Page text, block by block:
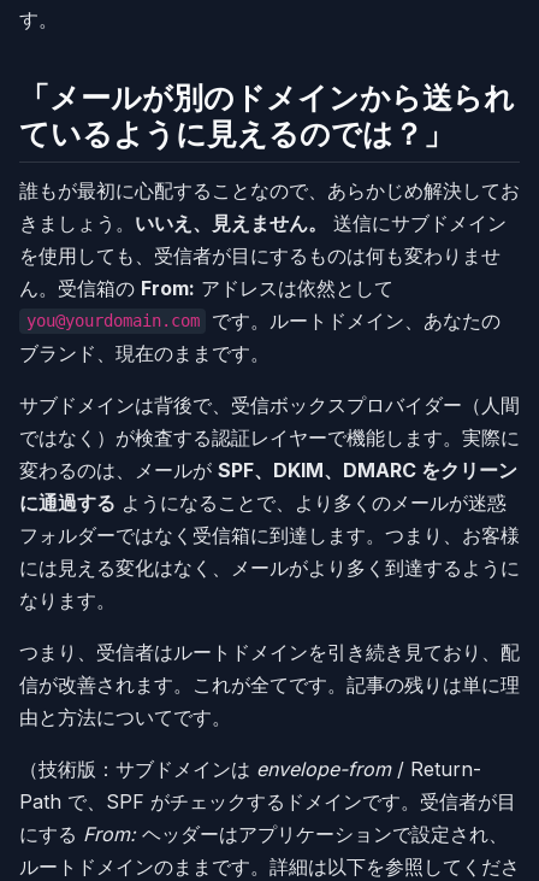
す。
「メールが別のドメインから送られ
ているように見えるのでは？」
誰もが最初に心配することなので、あらかじめ解決してお
きましょう。 いいえ、見えません。
送信にサブドメイン
を使用しても、受信者が目にするものは何も変わりませ
ん。受信箱の From: アドレスは依然として
you@yourdomain.com
です。ルートドメイン、あなたの
ブランド、現在のままです。
サブドメインは背後で、受信ボックスプロバイダー（人間
ではなく）が検査する認証レイヤーで機能します。実際に
変わるのは、メールが SPF、DKIM、DMARC をクリーン
に通過する ようになることで、より多くのメールが迷惑
フォルダーではなく受信箱に到達します。つまり、お客様
には見える変化はなく、メールがより多く到達するように
なります。
つまり、受信者はルートドメインを引き続き見ており、配
信が改善されます。これが全てです。記事の残りは単に理
由と方法についてです。
（技術版：サブドメインは envelope-from/ Return-
Path で、SPF がチェックするドメインです。受信者が目
にする From:ヘッダーはアプリケーションで設定され、
ルートドメインのままです。詳細は以下を参照してくださ